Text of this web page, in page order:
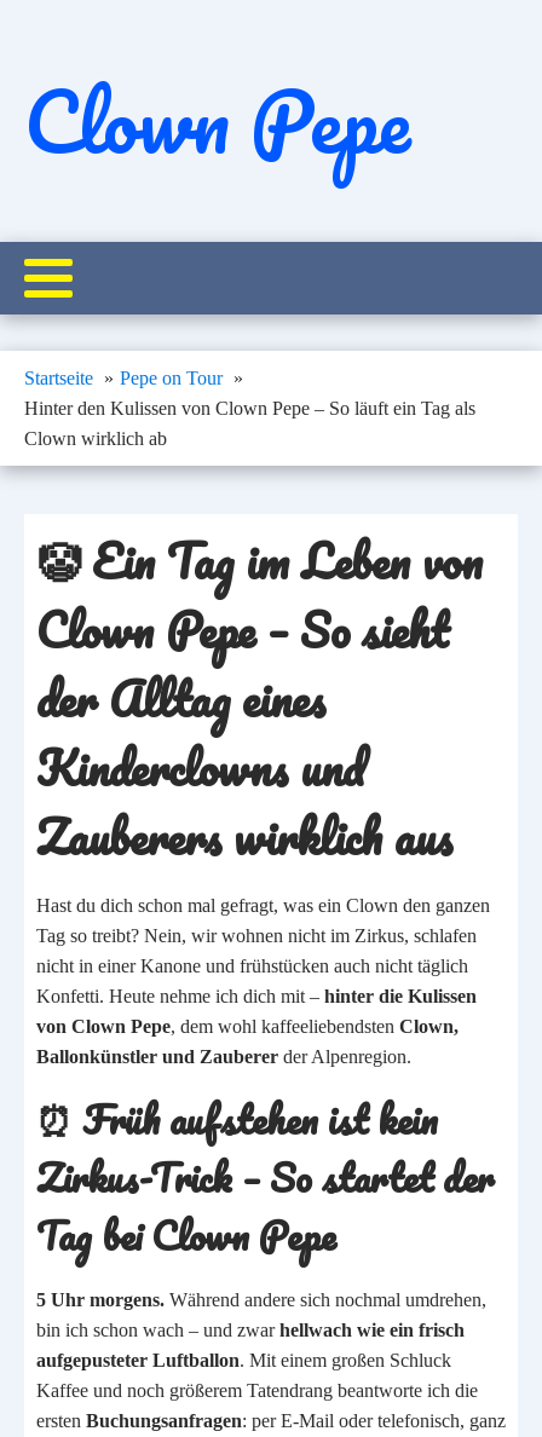
Clown Pepe
Startseite
Pepe on Tour
Hinter den Kulissen von Clown Pepe – So läuft ein Tag als
Clown wirklich ab
🤡 Ein Tag im Leben von
Clown Pepe – So sieht
der Alltag eines
Kinderclowns und
Zauberers wirklich aus
Hast du dich schon mal gefragt, was ein Clown den ganzen
Tag so treibt? Nein, wir wohnen nicht im Zirkus, schlafen
nicht in einer Kanone und frühstücken auch nicht täglich
Konfetti. Heute nehme ich dich mit – hinter die Kulissen
von Clown Pepe, dem wohl kaffeeliebendsten Clown,
Ballonkünstler und Zauberer der Alpenregion.
⏰ Früh aufstehen ist kein
Zirkus-Trick– So startet der
Tag bei Clown Pepe
5 Uhr morgens. Während andere sich nochmal umdrehen,
bin ich schon wach – und zwarhellwach wie ein frisch
aufgepusteter Luftballon. Mit einem großen Schluck
Kaffee und noch größerem Tatendrang beantworte ich die
ersten Buchungsanfragen: per E-Mail oder telefonisch, ganz